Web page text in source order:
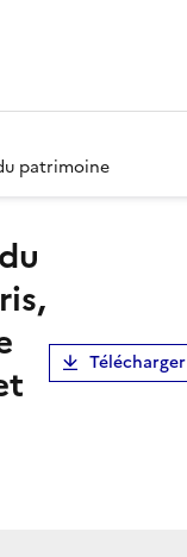
patrimoine
Télécharger